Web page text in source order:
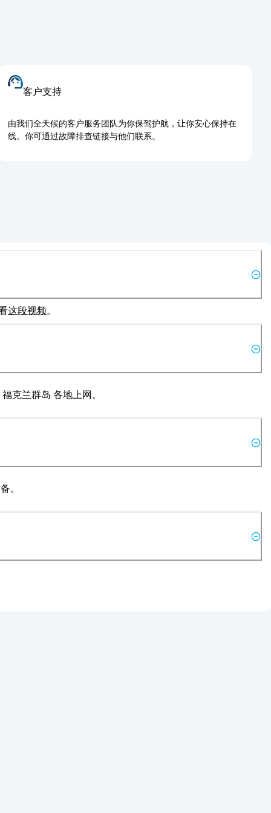
客户支持
由我们全天候的客户服务团队为你保驾护航，让你安心保持在
线。你可通过故障排查链接与他们联系。
这段视频。
克兰群岛 各地上网。
。